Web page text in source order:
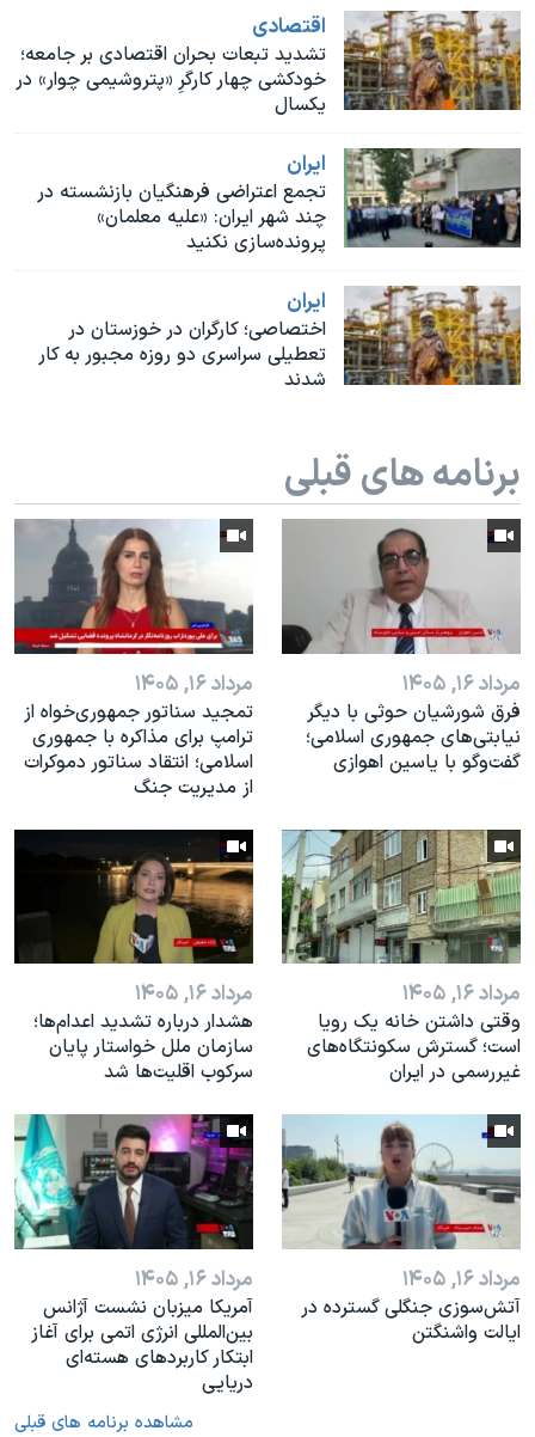
نرگس محمدی برنده جایزه نوبل صلح
همایش محافظه‌کاران آمریکا «سی‌پک»
سفر پرزیدنت ترامپ به چین
اقتصادی
تشدید تبعات بحران اقتصادی بر جامعه؛
خودکشی چهار کارگرِ «پتروشیمی چوار» در
یکسال
ايران
تجمع اعتراضی فرهنگیان بازنشسته در
چند شهر ایران: «علیه معلمان»
پرونده‌سازی نکنید
ايران
اختصاصی؛ کارگران در خوزستان در
تعطیلی سراسری دو روزه مجبور به کار
شدند
برنامه های قبلی
مرداد ۱۶, ۱۴۰۵
فرق شورشیان حوثی با دیگر
نیابتی‌های جمهوری اسلامی؛
گفت‌وگو با یاسین اهوازی
مرداد ۱۶, ۱۴۰۵
تمجید سناتور جمهوری‌خواه از
ترامپ برای مذاکره با جمهوری
اسلامی؛ انتقاد سناتور دموکرات
از مدیریت جنگ
مرداد ۱۶, ۱۴۰۵
وقتی داشتن خانه یک رویا
است؛ گسترش سکونتگاه‌های
غیررسمی در ایران
مرداد ۱۶, ۱۴۰۵
هشدار درباره تشدید اعدام‌ها؛
سازمان ملل خواستار پایان
سرکوب اقلیت‌ها شد
مرداد ۱۶, ۱۴۰۵
آتش‌سوزی جنگلی گسترده در
ایالت واشنگتن
مرداد ۱۶, ۱۴۰۵
آمریکا میزبان نشست آژانس
بین‌المللی انرژی اتمی برای آغاز
ابتکار کاربردهای هسته‌ای
دریایی
مشاهده برنامه های قبلی